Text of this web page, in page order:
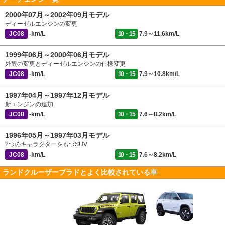
2000年07月～2002年09月モデル
ディーゼルエンジンの変更
JC08
-km/L 10・15 7.9～11.6km/L
1999年06月～2000年06月モデル
外観の変更とディーゼルエンジンの仕様変更
JC08
-km/L 10・15 7.9～10.8km/L
1997年04月～1997年12月モデル
新エンジンの追加
JC08
-km/L 10・15 7.6～8.2km/L
1996年05月～1997年03月モデル
2つのキャラクターをもつSUV
JC08
-km/L 10・15 7.6～8.2km/L
ランドクルーザープラドとよく比較されている車